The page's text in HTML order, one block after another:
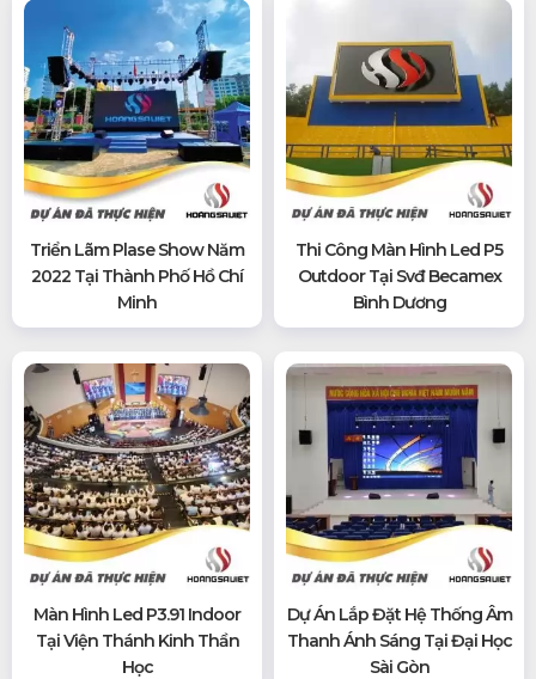
Triển Lãm Plase Show Năm
2022 Tại Thành Phố Hồ Chí
Minh
Thi Công Màn Hình Led P5
Outdoor Tại Svđ Becamex
Bình Dương
Màn Hình Led P3.91 Indoor
Tại Viện Thánh Kinh Thần
Học
Dự Án Lắp Đặt Hệ Thống Âm
Thanh Ánh Sáng Tại Đại Học
Sài Gòn